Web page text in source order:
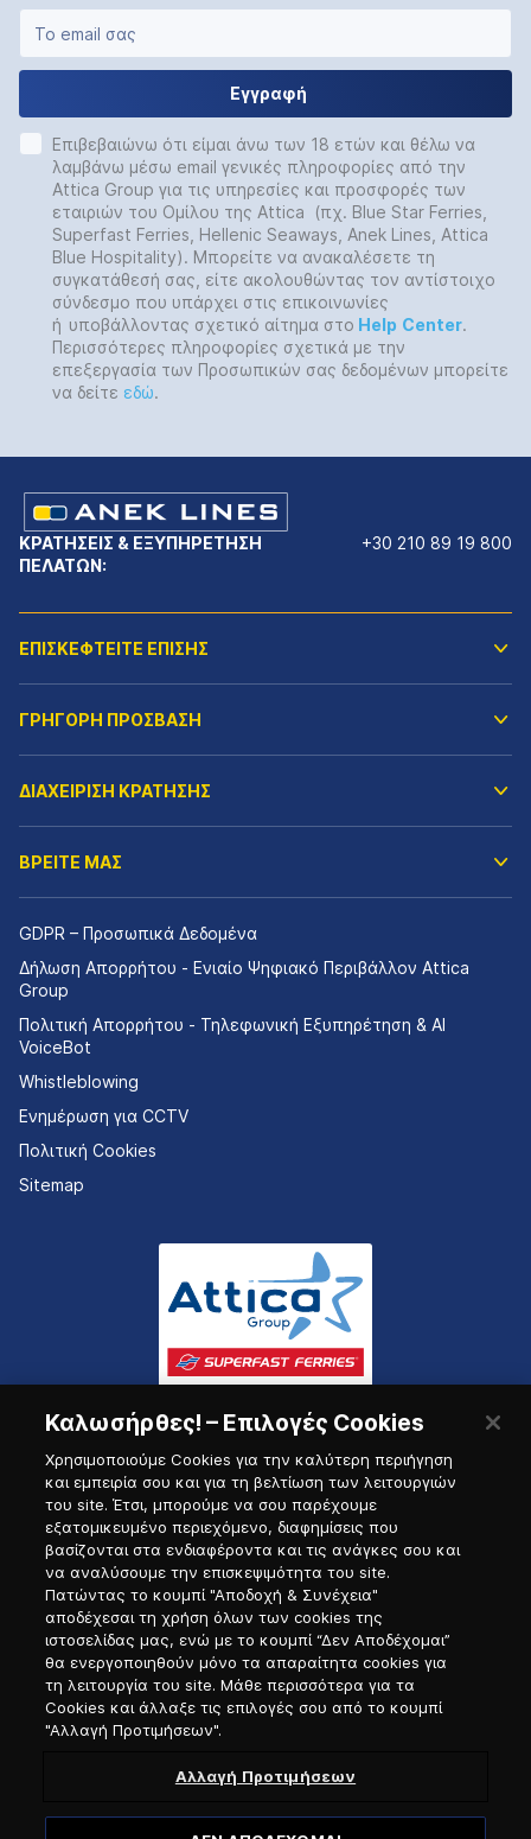
Εγγραφή
Επιβεβαιώνω ότι είμαι άνω των 18 ετών και θέλω να
λαμβάνω μέσω email γενικές πληροφορίες από την
Attica Group για τις υπηρεσίες και προσφορές των
εταιριών του Ομίλου της Attica (πχ. Blue Star Ferries,
Superfast Ferries, Hellenic Seaways, Anek Lines, Attica
Blue Hospitality). Μπορείτε να ανακαλέσετε τη
συγκατάθεσή σας, είτε ακολουθώντας τον αντίστοιχο
σύνδεσμο που υπάρχει στις επικοινωνίες
ή υποβάλλοντας σχετικό αίτημα στο Help Center.
Περισσότερες πληροφορίες σχετικά με την
επεξεργασία των Προσωπικών σας δεδομένων μπορείτε
να δείτε εδώ.
ΚΡΑΤΗΣΕΙΣ & ΕΞΥΠΗΡΕΤΗΣΗ
ΠΕΛΑΤΩΝ:
+30 210 89 19 800
ΕΠΙΣΚΕΦΤΕΙΤΕ ΕΠΙΣΗΣ
ΓΡΗΓΟΡΗ ΠΡΟΣΒΑΣΗ
ΔΙΑΧΕΙΡΙΣΗ ΚΡΑΤΗΣΗΣ
ΒΡΕΙΤΕ ΜΑΣ
GDPR – Προσωπικά Δεδομένα
Δήλωση Απορρήτου - Ενιαίο Ψηφιακό Περιβάλλον Attica
Group
Πολιτική Απορρήτου - Τηλεφωνική Εξυπηρέτηση & AI
VoiceBot
Whistleblowing
Ενημέρωση για CCTV
Πολιτική Cookies
Sitemap
Πύλη Ναυτικού
Καλωσήρθες! – Επιλογές Cookies
Χρησιμοποιούμε Cookies για την καλύτερη περιήγηση
και εμπειρία σου και για τη βελτίωση των λειτουργιών
του site. Έτσι, μπορούμε να σου παρέχουμε
εξατομικευμένο περιεχόμενο, διαφημίσεις που
βασίζονται στα ενδιαφέροντα και τις ανάγκες σου και
να αναλύσουμε την επισκεψιμότητα του site.
Πατώντας το κουμπί "Αποδοχή & Συνέχεια"
αποδέχεσαι τη χρήση όλων των cookies της
ιστοσελίδας μας, ενώ με το κουμπί “Δεν Αποδέχομαι”
θα ενεργοποιηθούν μόνο τα απαραίτητα cookies για
τη λειτουργία του site. Μάθε περισσότερα για τα
Cookies και άλλαξε τις επιλογές σου από το κουμπί
"Αλλαγή Προτιμήσεων".
Αλλαγή Προτιμήσεων